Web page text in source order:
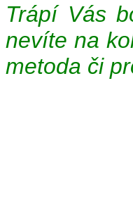
Trápí Vás
nevíte na
metoda či